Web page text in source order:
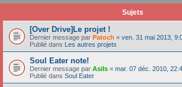
c
Sujets
[Over Drive]Le projet !
Dernier message par Patoch « ven. 31 mai 2013,
Publié dans Les autres projets
Soul Eater note!
Dernier message par Asils « mar. 07 déc. 2010,
Publié dans Soul Eater